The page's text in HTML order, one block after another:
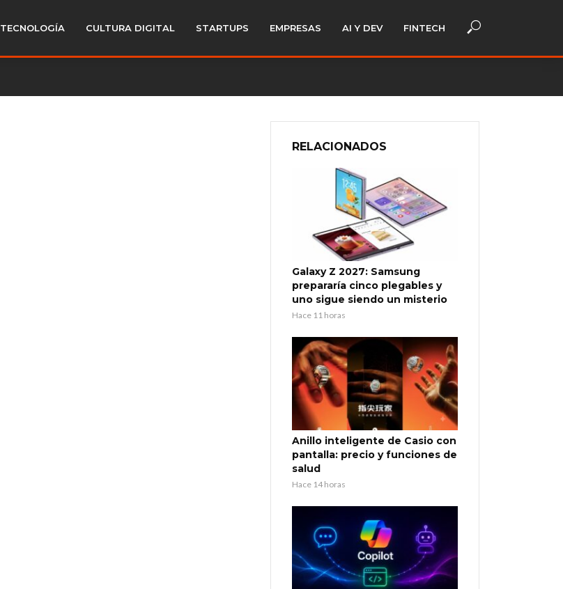
TECNOLOGÍA CULTURA DIGITAL STARTUPS EMPRESAS AI Y DEV FINTECH
RELACIONADOS
Galaxy Z 2027: Samsung
prepararía cinco plegables y
uno sigue siendo un misterio
Hace 11 horas
Anillo inteligente de Casio con
pantalla: precio y funciones de
salud
Hace 14 horas